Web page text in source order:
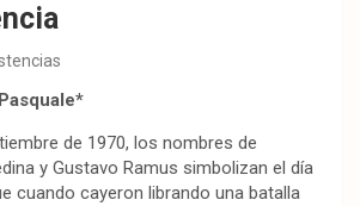
de 1970, los nombres de
y Gustavo Ramus simbolizan el día
cuando cayeron librando una batalla